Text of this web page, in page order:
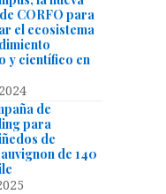
CORFO para
el ecosistema
y científico en
de
para
de
de 140